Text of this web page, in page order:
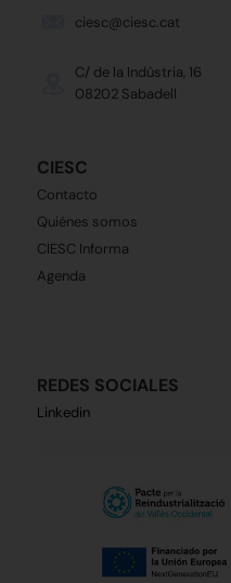
ciesc@ciesc.cat
C/ de la Indústria, 16
08202 Sabadell
CIESC
Contacto
Quiénes somos
CIESC Informa
Agenda
REDES SOCIALES
Linkedin